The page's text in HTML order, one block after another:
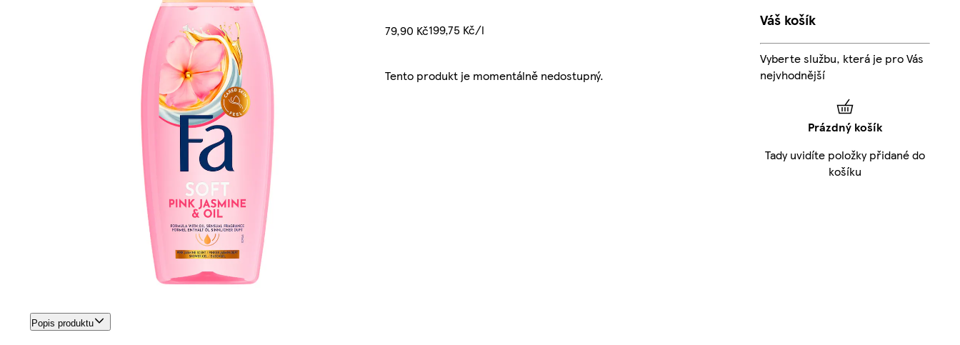
79,90 Kč199,75 Kč/l
Tento produkt je momentálně nedostupný.
Popis produktu
Váš košík
Vyberte službu, která je pro Vás
nejvhodnější
Prázdný košík
Tady uvidíte položky přidané do
košíku